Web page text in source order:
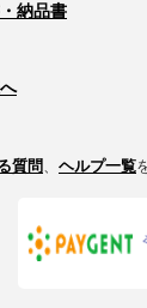
納品書
質問、 ヘルプ一覧